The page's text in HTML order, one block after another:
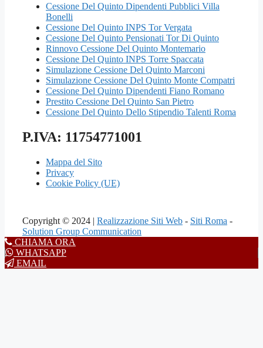
Cessione Del Quinto Dipendenti Pubblici Villa
Bonelli
Cessione Del Quinto INPS Tor Vergata
Cessione Del Quinto Pensionati Tor Di Quinto
Rinnovo Cessione Del Quinto Montemario
Cessione Del Quinto INPS Torre Spaccata
Simulazione Cessione Del Quinto Marconi
Simulazione Cessione Del Quinto Monte Compatri
Cessione Del Quinto Dipendenti Fiano Romano
Prestito Cessione Del Quinto San Pietro
Cessione Del Quinto Dello Stipendio Talenti Roma
P.IVA: 11754771001
Mappa del Sito
Privacy
Cookie Policy (UE)
Copyright © 2024 | Realizzazione Siti Web - Siti Roma -
Solution Group Communication
CHIAMA ORA
WHATSAPP
EMAIL